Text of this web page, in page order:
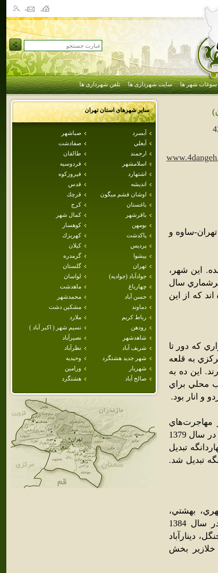
سوغات شهر ها سایت شهرداری ها تلفن شهرداری ها
سایر شهرهای استانتهران
آبسرد
صباشهر
آبعلي
صفادشت
ارجمند
طالقان
اسلامشهر
فردوسيه
اشتهارد
فيروزكوه
انديشه
قدس
اوشان فشم ميگون
قرچك
باغستان
كرج
باقرشهر
كمال شهر
بومهن
كوهسار
پاكدشت
كهريزك
پرديس
كيلان
پيشوا
گرمدره
تهران
گلستان
جوادآباد (جواديه)
لواسان
چهارباغ
ماهدشت
حسن آباد
محمدشهر
دماوند
مشكين دشت
رباط كريم
ملارد
رودهن
نسيم شهر ( اكبر آباد )
شاهدشهر
نصيرآباد
شريف آباد
نظرآباد
شهر جديد هشتگرد
وحيديه
شهريار
ورامين
صالح آباد
هشتگرد
ساوه و
اين شهر،
سال
ساکن بوده اند که از اين
که دور تا
به قلعه
اين ده به
محلي براي
و انار بود.
اخير مهاجرت‌هاي
زيادي به آن صورت گرفته‌است. پس از پيگيري‌هاي مردمي سرانجام در سال 1379
تبديل
چهاردانگه تبديل شد.
بهشتي،
چهاردانگه، قدس، گلشهر، گلدسته، ماهشهر و حسن‌آباد لقماني. در سال 1384
دينارآباد
خلازير بخش